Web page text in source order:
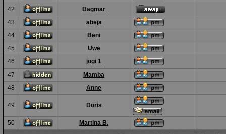
42
Dagmar
43
abeja
44
Beni
45
Uwe
46
jogi 1
47
Mamba
48
Anne
49 Doris
50 Martina B.